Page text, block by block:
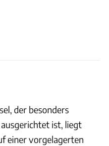
der besonders
ist, liegt
einer vorgelagerten